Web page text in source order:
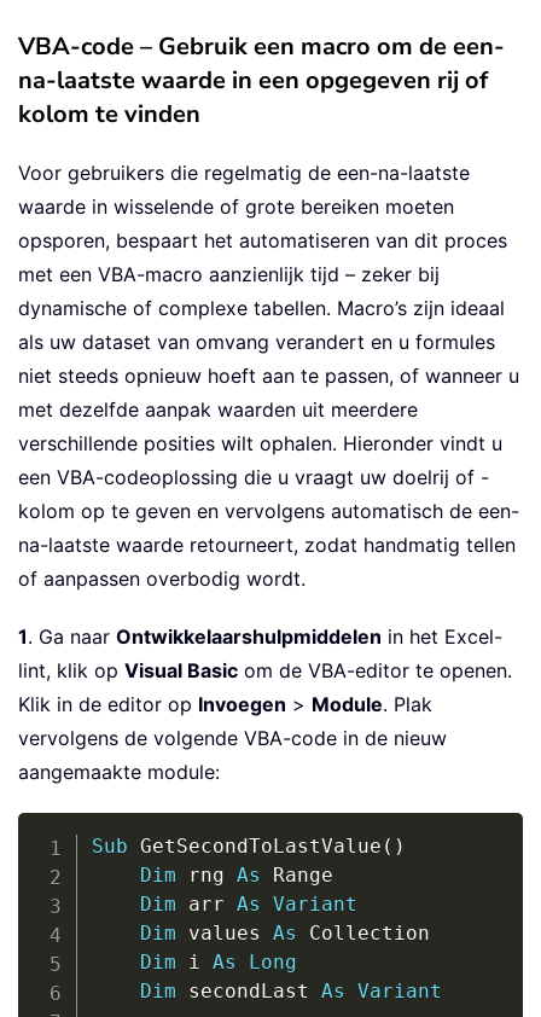
VBA-code – Gebruik een macro om de een-
na-laatste waarde in een opgegeven rij of
kolom te vinden
Voor gebruikers die regelmatig de een-na-laatste
waarde in wisselende of grote bereiken moeten
opsporen, bespaart het automatiseren van dit proces
met een VBA-macro aanzienlijk tijd – zeker bij
dynamische of complexe tabellen. Macro’s zijn ideaal
als uw dataset van omvang verandert en u formules
niet steeds opnieuw hoeft aan te passen, of wanneer u
met dezelfde aanpak waarden uit meerdere
verschillende posities wilt ophalen. Hieronder vindt u
een VBA-codeoplossing die u vraagt uw doelrij of -
kolom op te geven en vervolgens automatisch de een-
na-laatste waarde retourneert, zodat handmatig tellen
of aanpassen overbodig wordt.
1. Ga naar Ontwikkelaarshulpmiddelen in het Excel-
lint, klik op Visual Basic om de VBA-editor te openen.
Klik in de editor op Invoegen > Module. Plak
vervolgens de volgende VBA-code in de nieuw
aangemaakte module:
Sub GetSecondToLastValue ( )
Dim rng As Range
Dim arr As
Variant
Dim values As Collection
Dim i As
Long
Dim secondLast As Variant